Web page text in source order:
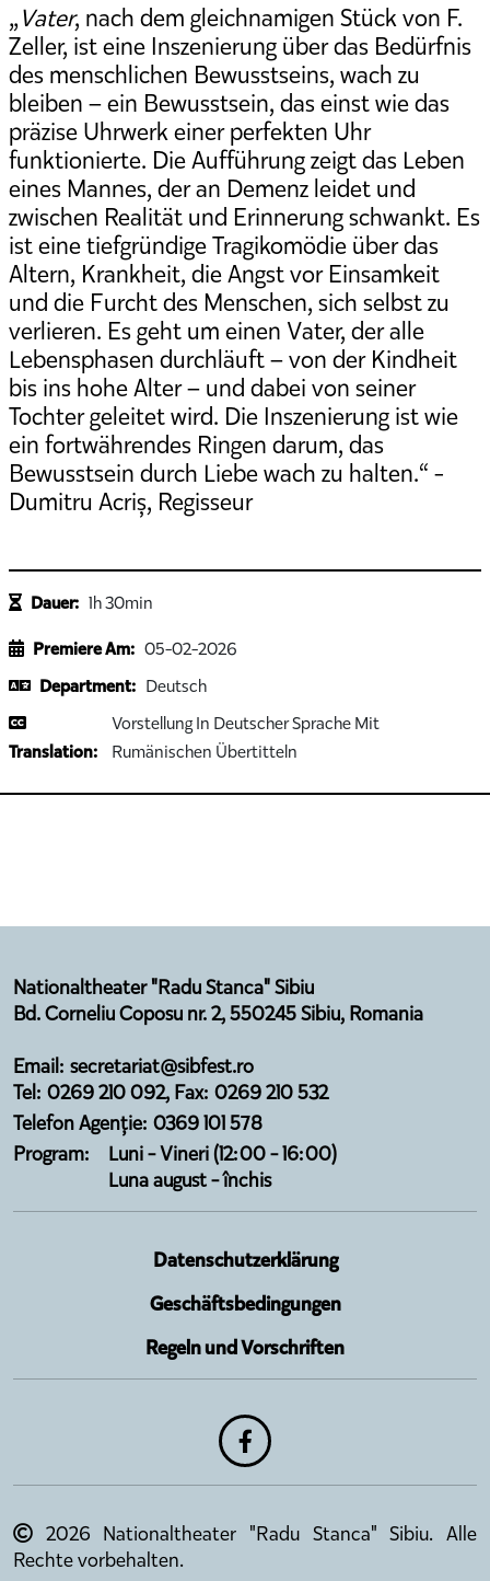
„Vater, nach dem gleichnamigen Stück von F.
Zeller, ist eine Inszenierung über das Bedürfnis
des menschlichen Bewusstseins, wach zu
bleiben – ein Bewusstsein, das einst wie das
präzise Uhrwerk einer perfekten Uhr
funktionierte. Die Aufführung zeigt das Leben
eines Mannes, der an Demenz leidet und
zwischen Realität und Erinnerung schwankt. Es
ist eine tiefgründige Tragikomödie über das
Altern, Krankheit, die Angst vor Einsamkeit
und die Furcht des Menschen, sich selbst zu
verlieren. Es geht um einen Vater, der alle
Lebensphasen durchläuft – von der Kindheit
bis ins hohe Alter – und dabei von seiner
Tochter geleitet wird. Die Inszenierung ist wie
ein fortwährendes Ringen darum, das
Bewusstsein durch Liebe wach zu halten.“ -
Dumitru Acriș, Regisseur
Dauer: 1h 30min
Premiere Am: 05-02-2026
Department: Deutsch
Translation:
Vorstellung In Deutscher Sprache Mit
Rumänischen Übertitteln
Nationaltheater "Radu Stanca" Sibiu
Bd. Corneliu Coposu nr. 2, 550245 Sibiu, Romania
Email: secretariat@sibfest.ro
Tel: 0269 210 092, Fax: 0269 210 532
Telefon Agenție: 0369 101 578
Program:
Luni - Vineri (12:00 - 16:00)
Luna august - închis
Datenschutzerklärung
Geschäftsbedingungen
Regeln und Vorschriften
2026 Nationaltheater "Radu Stanca" Sibiu. Alle
Rechte vorbehalten.